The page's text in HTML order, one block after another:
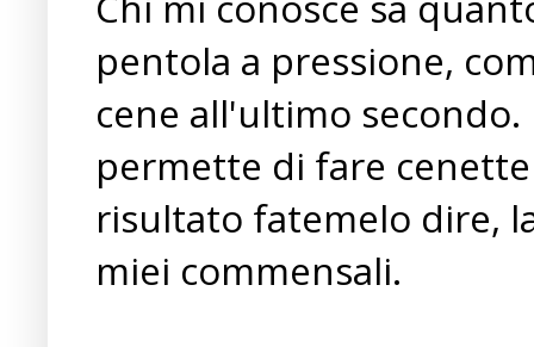
pentola a pressione,
cene all'ultimo
permette di fare
risultato fatemelo dire,
miei commensali.